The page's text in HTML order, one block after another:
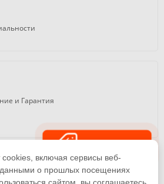
и Гарантия
Плюс»
включая сервисы веб-
о прошлых посещениях